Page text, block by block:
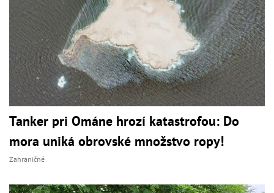
Tanker pri Ománe hrozí katastrofou: Do
mora uniká obrovské množstvo ropy!
Zahraničné